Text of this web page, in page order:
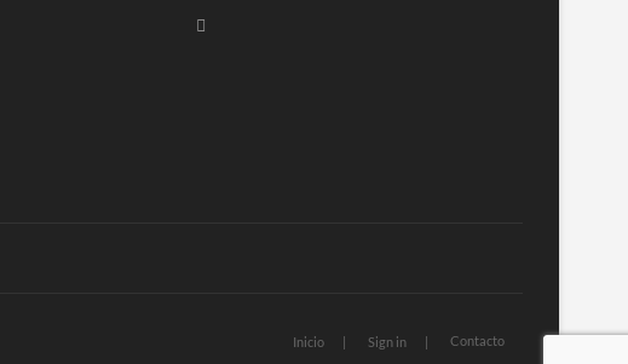
Inicio Sign in Contacto